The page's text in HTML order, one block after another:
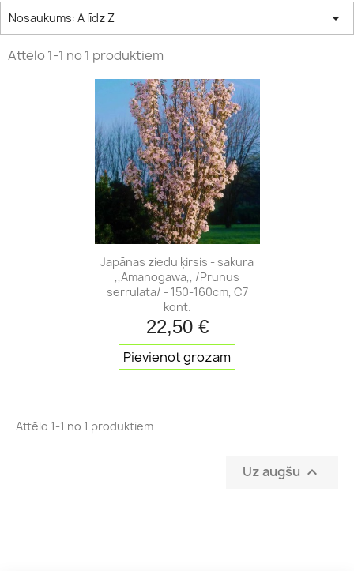
Nosaukums: A līdz Z 
Attēlo 1-1 no 1 produktiem
Japānas ziedu ķirsis - sakura
,,Amanogawa,, /Prunus
serrulata/ - 150-160cm, C7
kont.
22,50 €
Pievienot grozam
Attēlo 1-1 no 1 produktiem
Uz augšu 